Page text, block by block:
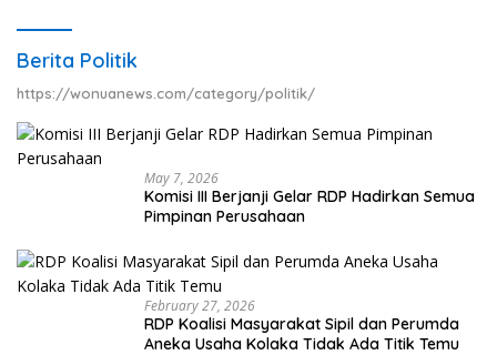
Berita Politik
https://wonuanews.com/category/politik/
May 7, 2026
Komisi III Berjanji Gelar RDP Hadirkan Semua
Pimpinan Perusahaan
February 27, 2026
RDP Koalisi Masyarakat Sipil dan Perumda
Aneka Usaha Kolaka Tidak Ada Titik Temu